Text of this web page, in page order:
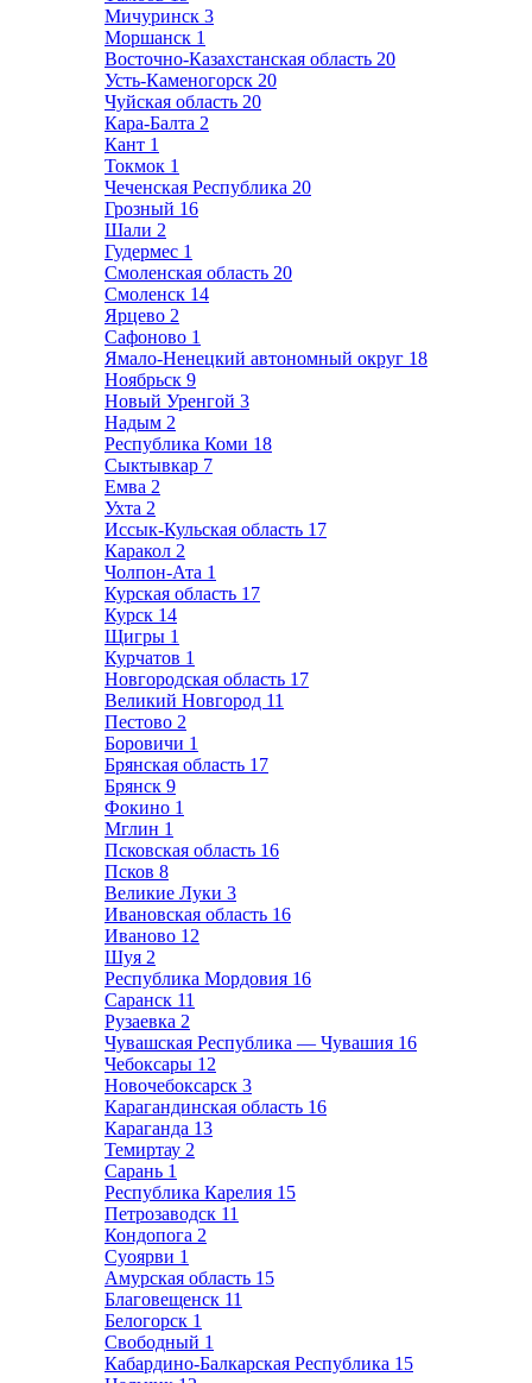
Мичуринск 3
Моршанск 1
Восточно-Казахстанская область 20
Усть-Каменогорск 20
Чуйская область 20
Кара-Балта 2
Кант 1
Токмок 1
Чеченская Республика 20
Грозный 16
Шали 2
Гудермес 1
Смоленская область 20
Смоленск 14
Ярцево 2
Сафоново 1
Ямало-Ненецкий автономный округ 18
Ноябрьск 9
Новый Уренгой 3
Надым 2
Республика Коми 18
Сыктывкар 7
Емва 2
Ухта 2
Иссык-Кульская область 17
Каракол 2
Чолпон-Ата 1
Курская область 17
Курск 14
Щигры 1
Курчатов 1
Новгородская область 17
Великий Новгород 11
Пестово 2
Боровичи 1
Брянская область 17
Брянск 9
Фокино 1
Мглин 1
Псковская область 16
Псков 8
Великие Луки 3
Ивановская область 16
Иваново 12
Шуя 2
Республика Мордовия 16
Саранск 11
Рузаевка 2
Чувашская Республика — Чувашия 16
Чебоксары 12
Новочебоксарск 3
Карагандинская область 16
Караганда 13
Темиртау 2
Сарань 1
Республика Карелия 15
Петрозаводск 11
Кондопога 2
Суоярви 1
Амурская область 15
Благовещенск 11
Белогорск 1
Свободный 1
Кабардино-Балкарская Республика 15